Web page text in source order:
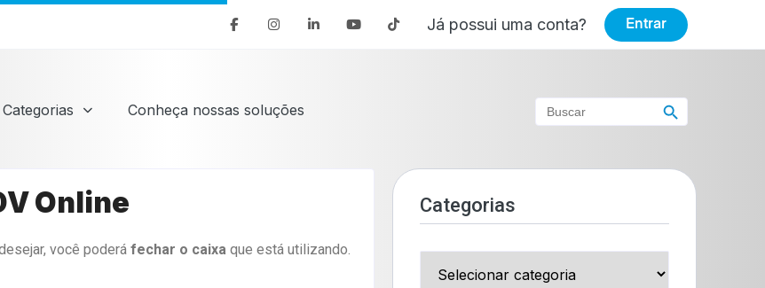
Já possui uma conta? Entrar
Categorias Conheça nossas soluções
Search
for:
Search Button
Online
você poderá fechar o caixa que está utilizando.
Categorias